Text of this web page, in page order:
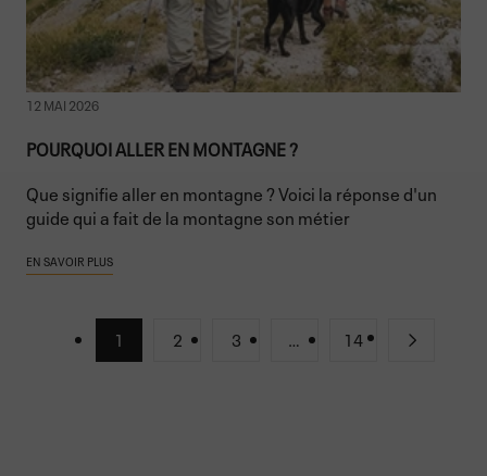
12 MAI 2026
POURQUOI ALLER EN MONTAGNE ?
Que signifie aller en montagne ? Voici la réponse d'un
guide qui a fait de la montagne son métier
EN SAVOIR PLUS
1 2 3 … 14